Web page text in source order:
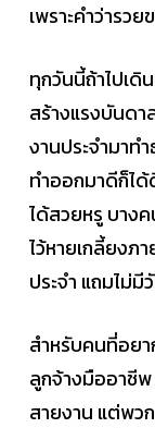
เพราะคำว่ารว
ทุกวันนี้ถ้าไปเ
สร้างแรงบันดา
งานประจำมาท
ทำออกมาดีก็ได้
ได้สวยหรู บาง
ไว้หายเกลี้ยงภ
ประจำ แถมไม่
สำหรับคนที่อยา
ลูกจ้างมืออาชี
สายงาน แต่พว